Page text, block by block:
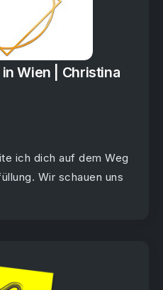
Wien | Christina
ich dich auf dem Weg
Wir schauen uns